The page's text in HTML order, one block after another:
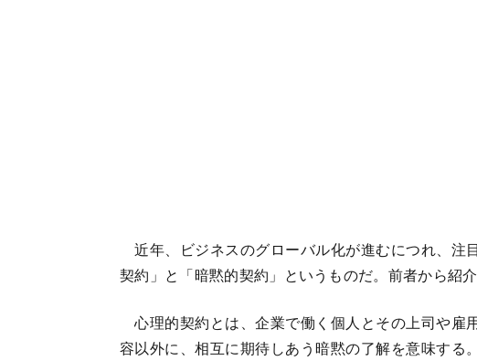
近年、ビジネスのグローバル化が進むにつれ、注
契約」と「暗黙的契約」というものだ。前者から紹介
心理的契約とは、企業で働く個人とその上司や雇
容以外に、相互に期待しあう暗黙の了解を意味する